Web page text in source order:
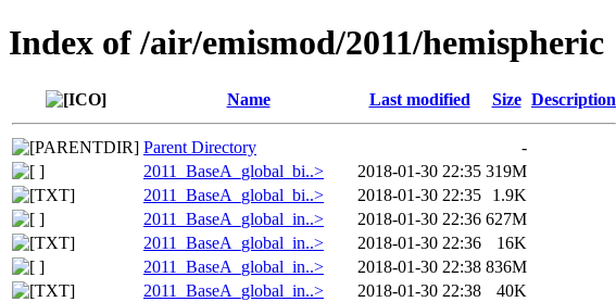
Index of /air/emismod/2011/hemispheric
Name Last modified Size Description
Parent Directory
-
2011_BaseA_global_bi..>
2018-01-30 22:35 319M
2011_BaseA_global_bi..>
2018-01-30 22:35
1.9K
2011_BaseA_global_in..>
2018-01-30 22:36 627M
2011_BaseA_global_in..>
2018-01-30 22:36
16K
2011_BaseA_global_in..>
2018-01-30 22:38 836M
2011_BaseA_global_in..>
2018-01-30 22:38
40K